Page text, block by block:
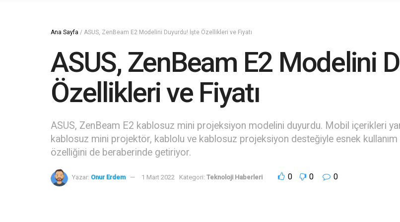
Ana Sayfa / ASUS, ZenBeam E2 Modelini Duyurdu! İşte Özellikleri ve Fiyatı
ASUS, ZenBeam E2 Modelini
Özellikleri ve Fiyatı
ASUS, ZenBeam E2 kablosuz mini projeksiyon modelini duyurdu. Mobil içerikleri
kablosuz mini projektör, kablolu ve kablosuz projeksiyon desteğiyle esnek
özelliğini de beraberinde getiriyor.
Yazar: Onur Erdem 1 Mart 2022 Kategori: Teknoloji Haberleri 0 0 0